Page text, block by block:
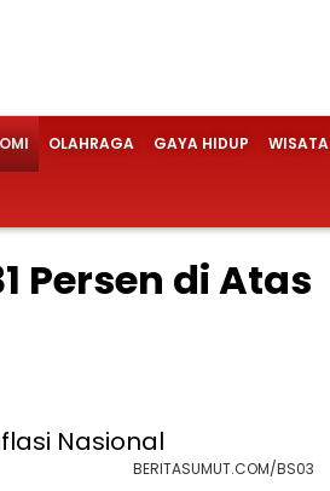
OLAHRAGA GAYA HIDUP WISATA
Persen di Atas
BERITASUMUT.COM/BS03